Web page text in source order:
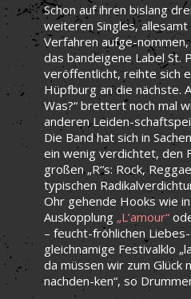
Schon auf ihren bislang
weiteren Singles,
Verfahren aufge-
das bandeigene Label St.
veröffentlicht, reihte sich
Hüpfburg an die nächste.
Was?“ brettert noch mal
anderen Leiden-
Die Band hat sich in
ein wenig verdichtet, den
großen „R“s: Rock,
typischen
Ohr gehende Hooks wie
Auskopplung „L’amour“
– feucht-fröhlichen
gleichnamige Festivalklo
da müssen wir zum Glück
nachden-ken“, so